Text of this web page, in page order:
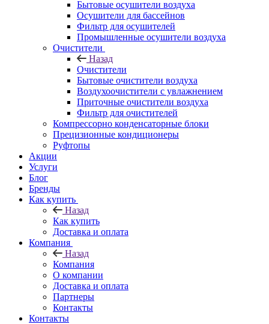
Бытовые осушители воздуха
Осушители для бассейнов
Фильтр для осушителей
Промышленные осушители воздуха
Очистители
Назад
Очистители
Бытовые очистители воздуха
Воздухоочистители с увлажнением
Приточные очистители воздуха
Фильтр для очистителей
Компрессорно конденсаторные блоки
Прецизионные кондиционеры
Руфтопы
Акции
Услуги
Блог
Бренды
Как купить
Назад
Как купить
Доставка и оплата
Компания
Назад
Компания
О компании
Доставка и оплата
Партнеры
Контакты
Контакты